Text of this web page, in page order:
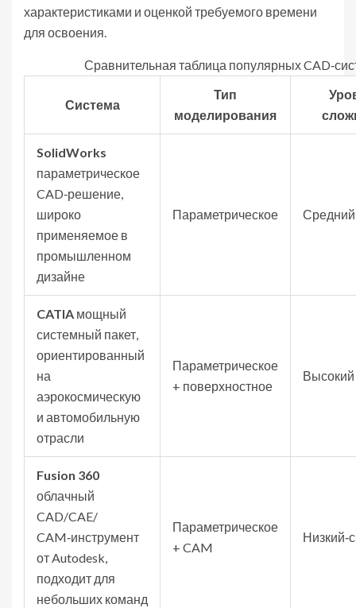
характеристиками и оценкой требуемого времени
для освоения.
Сравнительная таблица популярных
Система
Тип
моделирования
SolidWorks
параметрическое
CAD‑решение,
широко
применяемое в
промышленном
дизайне
Параметрическое Средний
CATIA мощный
системный пакет,
ориентированный
на
аэрокосмическую
и автомобильную
отрасли
Параметрическое
+ поверхностное
Высокий
Fusion 360
облачный
CAD/CAE/
CAM‑инструмент
от Autodesk,
подходит для
небольших команд
Параметрическое
+ CAM